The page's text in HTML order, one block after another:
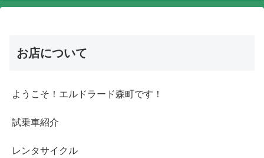
お店について
ようこそ！エルドラード森町です！
試乗車紹介
レンタサイクル